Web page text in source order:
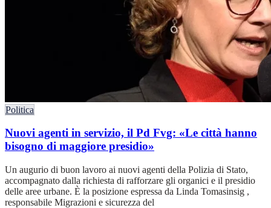
Politica
Nuovi agenti in servizio, il Pd Fvg: «Le città hanno
bisogno di maggiore presidio»
Un augurio di buon lavoro ai nuovi agenti della Polizia di Stato,
accompagnato dalla richiesta di rafforzare gli organici e il presidio
delle aree urbane. È la posizione espressa da Linda Tomasinsig ,
responsabile Migrazioni e sicurezza del